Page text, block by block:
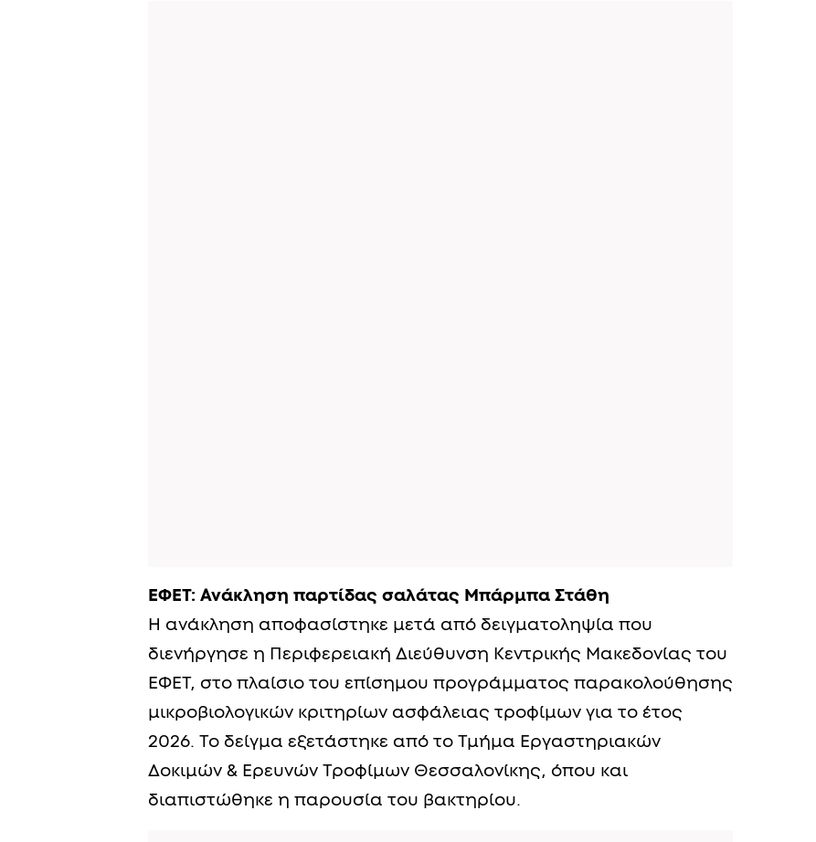
ΕΦΕΤ: Ανάκληση παρτίδας σαλάτας Μπάρμπα Στάθη
Η ανάκληση αποφασίστηκε μετά από δειγματοληψία που
διενήργησε η Περιφερειακή Διεύθυνση Κεντρικής Μακεδονίας του
ΕΦΕΤ, στο πλαίσιο του επίσημου προγράμματος παρακολούθησης
μικροβιολογικών κριτηρίων ασφάλειας τροφίμων για το έτος
2026. Το δείγμα εξετάστηκε από το Τμήμα Εργαστηριακών
Δοκιμών & Ερευνών Τροφίμων Θεσσαλονίκης, όπου και
διαπιστώθηκε η παρουσία του βακτηρίου.